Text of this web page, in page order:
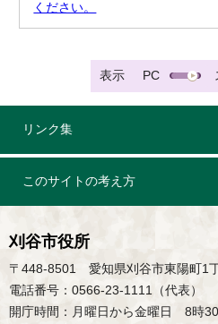
ください。
表示 PC
リンク集
このサイトの考え方
刈谷市役所
〒448-8501 愛知県刈谷市東陽町1
電話番号：0566-23-1111（代表）
開庁時間：月曜日から金曜日 8時